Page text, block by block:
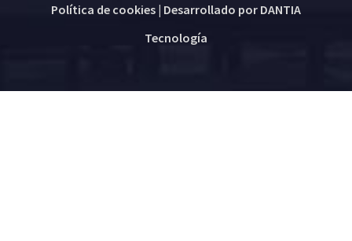
Política de cookies| Desarrollado por DANTIA
Tecnología